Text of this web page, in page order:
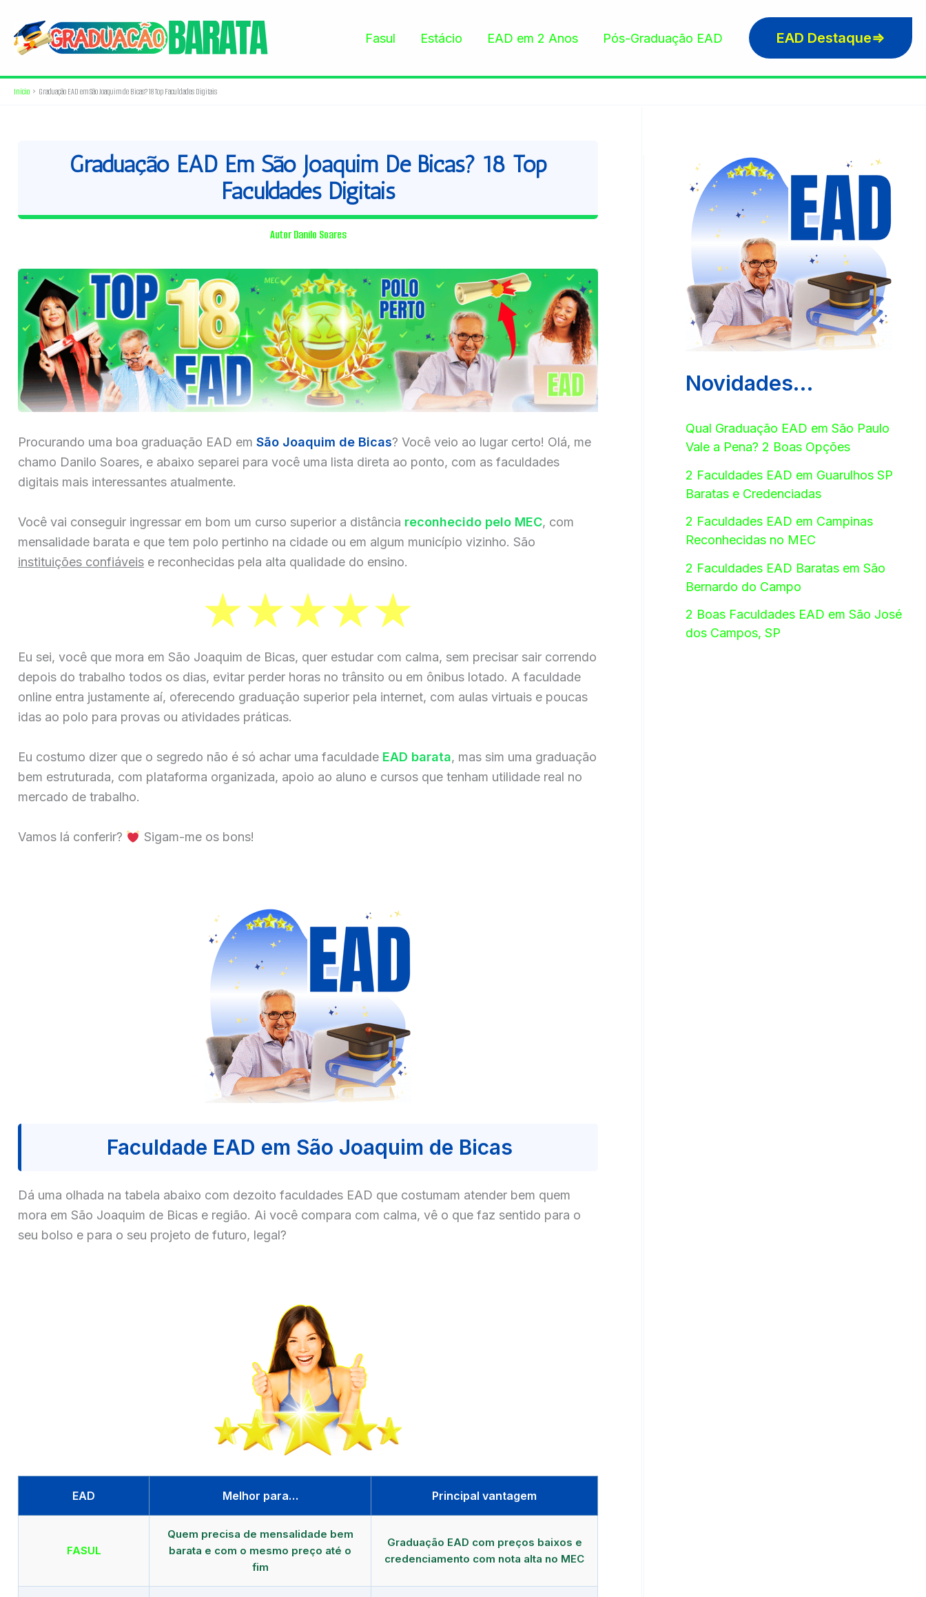
para
Fasul Estácio EAD em 2 Anos Pós-Graduação EAD EAD Destaque⇒
Início Graduação EAD em São Joaquim de Bicas? 18 Top Faculdades Digitais
Graduação EAD Em São Joaquim De Bicas? 18 Top
Faculdades Digitais
Autor Danilo Soares
Procurando uma boa graduação EAD em São Joaquim de Bicas? Você veio ao lugar certo! Olá, me
chamo Danilo Soares, e abaixo separei para você uma lista direta ao ponto, com as faculdades
digitais mais interessantes atualmente.
Você vai conseguir ingressar em bom um curso superior a distância reconhecido pelo MEC, com
mensalidade barata e que tem polo pertinho na cidade ou em algum município vizinho. São
instituições confiáveis e reconhecidas pela alta qualidade do ensino.
Eu sei, você que mora em São Joaquim de Bicas, quer estudar com calma, sem precisar sair correndo
depois do trabalho todos os dias, evitar perder horas no trânsito ou em ônibus lotado. A faculdade
online entra justamente aí, oferecendo graduação superior pela internet, com aulas virtuais e poucas
idas ao polo para provas ou atividades práticas.
Eu costumo dizer que o segredo não é só achar uma faculdade EAD barata, mas sim uma graduação
bem estruturada, com plataforma organizada, apoio ao aluno e cursos que tenham utilidade real no
mercado de trabalho.
Vamos lá conferir? Sigam-me os bons!
Faculdade EAD em São Joaquim de Bicas
Dá uma olhada na tabela abaixo com dezoito faculdades EAD que costumam atender bem quem
mora em São Joaquim de Bicas e região. Ai você compara com calma, vê o que faz sentido para o
seu bolso e para o seu projeto de futuro, legal?
EAD Melhor para… Principal vantagem
FASUL
Quem precisa de mensalidade bem
barata e com o mesmo preço até o
fim
Graduação EAD com preços baixos e
credenciamento com nota alta no MEC
Novidades…
Qual Graduação EAD em São Paulo
Vale a Pena? 2 Boas Opções
2 Faculdades EAD em Guarulhos SP
Baratas e Credenciadas
2 Faculdades EAD em Campinas
Reconhecidas no MEC
2 Faculdades EAD Baratas em São
Bernardo do Campo
2 Boas Faculdades EAD em São José
dos Campos, SP